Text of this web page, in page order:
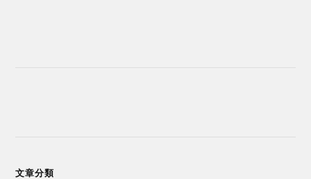
文章分類